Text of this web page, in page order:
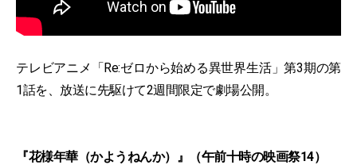
テレビアニメ「Re:ゼロから始める異世界生活」第3期の第
1話を、放送に先駆けて2週間限定で劇場公開。
『花様年華（かようねんか）』（午前十時の映画祭14）